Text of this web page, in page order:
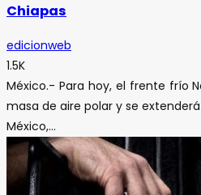
Chiapas
edicionweb
1.5K
México.- Para hoy, el frente frío
masa de aire polar y se
México,...